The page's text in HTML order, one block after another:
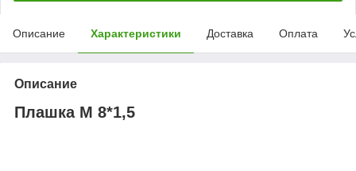
Описание Характеристики Доставка Оплата
Описание
Плашка М 8*1,5